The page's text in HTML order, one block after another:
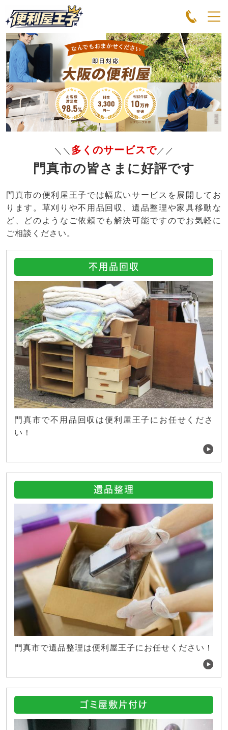
＼＼ 多くのサービスで／／
門真市の皆さまに好評です
門真市の便利屋王子では幅広いサービスを展開してお
ります。草刈りや不用品回収、遺品整理や家具移動な
ど、どのようなご依頼でも解決可能ですのでお気軽に
ご相談ください。
不用品回収
門真市で不用品回収は便利屋王子にお任せくださ
い！
遺品整理
門真市で遺品整理は便利屋王子にお任せください！
ゴミ屋敷片付け